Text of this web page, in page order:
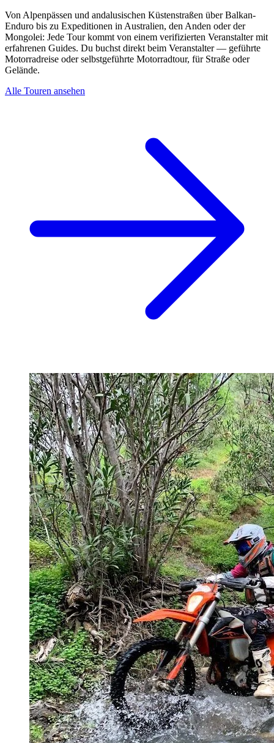
Von Alpenpässen und andalusischen Küstenstraßen über Balkan-
Enduro bis zu Expeditionen in Australien, den Anden oder der
Mongolei: Jede Tour kommt von einem verifizierten Veranstalter mit
erfahrenen Guides. Du buchst direkt beim Veranstalter — geführte
Motorradreise oder selbstgeführte Motorradtour, für Straße oder
Gelände.
Alle Touren ansehen